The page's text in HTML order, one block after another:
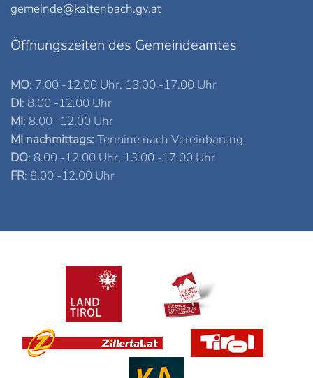
gemeinde@kaltenbach.gv.at
Öffnungszeiten des Gemeindeamtes
MO: 7.00 -12.00 Uhr, 13.00 -17.00 Uhr
DI: 8.00 -12.00 Uhr
MI: 8.00 -12.00 Uhr
MI nachmittags:Termine nach Vereinbarung
DO: 8.00 -12.00 Uhr, 13.00 -17.00 Uhr
FR: 8.00 -12.00 Uhr